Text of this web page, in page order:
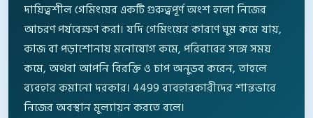
দায়িত্বশীল গেমিংয়ের একটি গুরুত্বপূর্ণ অংশ হলো নিজের
আচরণ পর্যবেক্ষণ করা। যদি গেমিংয়ের কারণে ঘুম কমে যায়,
কাজ বা পড়াশোনায় মনোযোগ কমে, পরিবারের সঙ্গে সময়
কমে, অথবা আপনি বিরক্তি ও চাপ অনুভব করেন, তাহলে
ব্যবহার কমানো দরকার। 4499 ব্যবহারকারীদের শান্তভাবে
নিজের অবস্থান মূল্যায়ন করতে বলে।